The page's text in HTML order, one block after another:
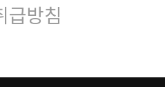
급방침